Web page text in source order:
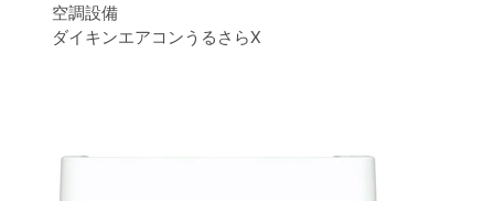
空調設備
ダイキンエアコンうるさらX